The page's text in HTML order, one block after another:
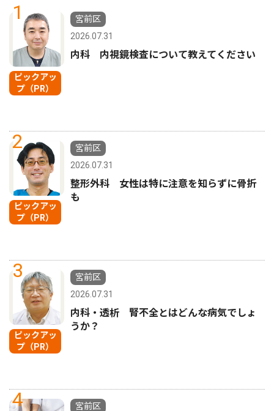
1
ピックアッ
プ（PR）
宮前区
2026.07.31
内科 内視鏡検査について教えてください
2
ピックアッ
プ（PR）
宮前区
2026.07.31
整形外科 女性は特に注意を知らずに骨折
も
3
ピックアッ
プ（PR）
宮前区
2026.07.31
内科・透析 腎不全とはどんな病気でしょ
うか？
4
宮前区